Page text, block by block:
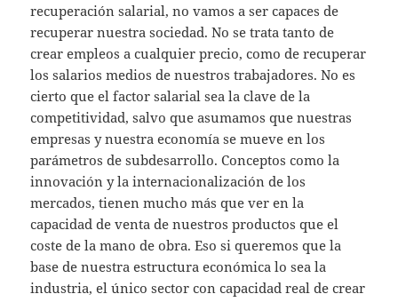
recuperación salarial, no vamos a ser capaces de
recuperar nuestra sociedad. No se trata tanto de
crear empleos a cualquier precio, como de recuperar
los salarios medios de nuestros trabajadores. No es
cierto que el factor salarial sea la clave de la
competitividad, salvo que asumamos que nuestras
empresas y nuestra economía se mueve en los
parámetros de subdesarrollo. Conceptos como la
innovación y la internacionalización de los
mercados, tienen mucho más que ver en la
capacidad de venta de nuestros productos que el
coste de la mano de obra. Eso si queremos que la
base de nuestra estructura económica lo sea la
industria, el único sector con capacidad real de crear